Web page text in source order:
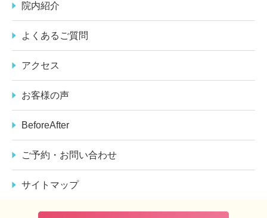
院内紹介
よくあるご質問
アクセス
お客様の声
BeforeAfter
ご予約・お問い合わせ
サイトマップ